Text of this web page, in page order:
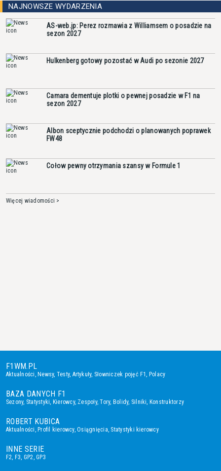
NAJNOWSZE WYDARZENIA
AS-web.jp: Perez rozmawia z Williamsem o posadzie na
sezon 2027
Hulkenberg gotowy pozostać w Audi po sezonie 2027
Camara dementuje plotki o pewnej posadzie w F1 na
sezon 2027
Albon sceptycznie podchodzi o planowanych poprawek
FW48
Cołow pewny otrzymania szansy w Formule 1
Więcej wiadomości >
F1WM.PL
Aktualności, Newsy, Testy, Artykuły, Słowniczek pojęć F1, Polacy
BAZA DANYCH F1
Sezony, Statystyki, Kierowcy, Zespoły,Tory, Bolidy, Silniki, Konstruktorzy
ROBERT KUBICA
Aktualności, Profil kierowcy,Osiągnięcia, Statystyki kierowcy
INNE SERIE
F2, F3, GP2,GP3